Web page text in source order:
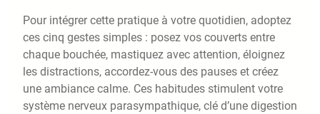
Pour intégrer cette pratique à votre quotidien, adoptez
ces cinq gestes simples : posez vos couverts entre
chaque bouchée, mastiquez avec attention, éloignez
les distractions, accordez-vous des pauses et créez
une ambiance calme. Ces habitudes stimulent votre
système nerveux parasympathique, clé d’une digestion